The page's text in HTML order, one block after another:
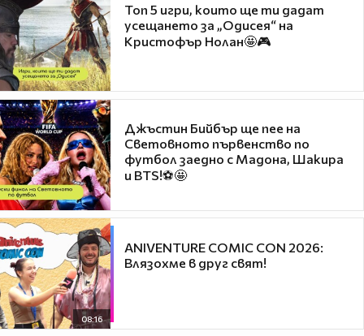
Топ 5 игри, които ще ти дадат
усещането за „Одисея“ на
Кристофър Нолан🤩🎮
Джъстин Бийбър ще пее на
Световното първенство по
футбол заедно с Мадона, Шакира
и BTS!⚽🤩
08:16
ANIVENTURE COMIC CON 2026:
Влязохме в друг свят!